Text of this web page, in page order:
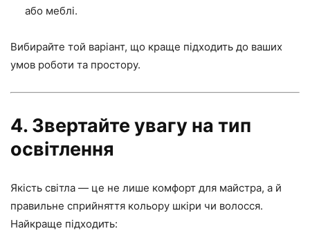
або меблі.
Вибирайте той варіант, що краще підходить до ваших
умов роботи та простору.
4. Звертайте увагу на тип
освітлення
Якість світла — це не лише комфорт для майстра, а й
правильне сприйняття кольору шкіри чи волосся.
Найкраще підходить: